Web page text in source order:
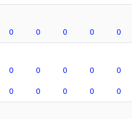
0 0 0 0
0
0 0 0 0
0
0 0 0 0
0